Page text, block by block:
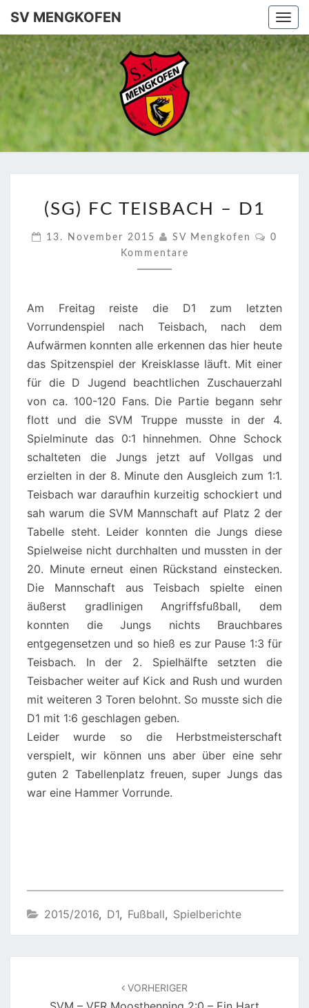
SV MENGKOFEN
SV
FC
TEISBACH
–
D1
(SG) FC TEISBACH – D1
13. November 2015 SV Mengkofen
0
Kommentare
Am Freitag reiste die D1 zum letzten
Vorrundenspiel nach Teisbach, nach dem
Aufwärmen konnten alle erkennen das hier heute
das Spitzenspiel der Kreisklasse läuft. Mit einer
für die D Jugend beachtlichen Zuschauerzahl
von ca. 100-120 Fans. Die Partie begann sehr
flott und die SVM Truppe musste in der 4.
Spielminute das 0:1 hinnehmen. Ohne Schock
schalteten die Jungs jetzt auf Vollgas und
erzielten in der 8. Minute den Ausgleich zum 1:1.
Teisbach war daraufhin kurzeitig schockiert und
sah warum die SVM Mannschaft auf Platz 2 der
Tabelle steht. Leider konnten die Jungs diese
Spielweise nicht durchhalten und mussten in der
20. Minute erneut einen Rückstand einstecken.
Die Mannschaft aus Teisbach spielte einen
äußerst gradlinigen Angriffsfußball, dem
konnten die Jungs nichts Brauchbares
entgegensetzen und so hieß es zur Pause 1:3 für
Teisbach. In der 2. Spielhälfte setzten die
Teisbacher weiter auf Kick and Rush und wurden
mit weiteren 3 Toren belohnt. So musste sich die
D1 mit 1:6 geschlagen geben.
Leider wurde so die Herbstmeisterschaft
verspielt, wir können uns aber über eine sehr
guten 2 Tabellenplatz freuen, super Jungs das
war eine Hammer Vorrunde.
2015/2016, D1, Fußball, Spielberichte
VORHERIGER